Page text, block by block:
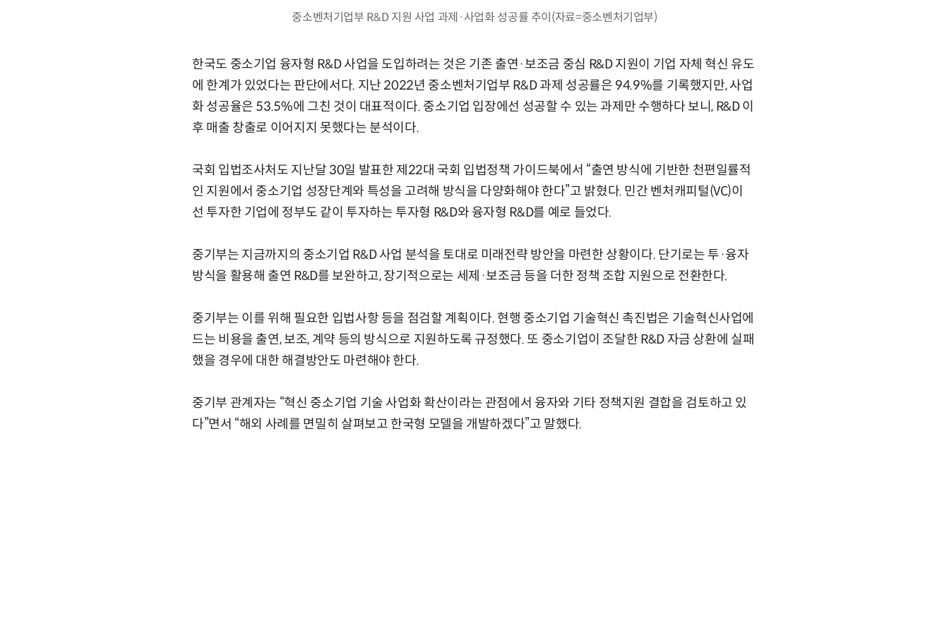
중소벤처기업부 R&D 지원 사업 과제·사업화 성공률 추이(자료=중소벤처기업부)
한국도 중소기업 융자형 R&D 사업을 도입하려는 것은 기존 출연·보조금 중심 R&D 지원이 기업 자체 혁신 유도
에 한계가 있었다는 판단에서다. 지난 2022년 중소벤처기업부 R&D 과제 성공률은 94.9%를 기록했지만, 사업
화 성공율은 53.5%에 그친 것이 대표적이다. 중소기업 입장에선 성공할 수 있는 과제만 수행하다 보니, R&D 이
후 매출 창출로 이어지지 못했다는 분석이다.
국회 입법조사처도 지난달 30일 발표한 제22대 국회 입법정책 가이드북에서 “출연 방식에 기반한 천편일률적
인 지원에서 중소기업 성장단계와 특성을 고려해 방식을 다양화해야 한다”고 밝혔다. 민간 벤처캐피털(VC)이
선 투자한 기업에 정부도 같이 투자하는 투자형 R&D와 융자형 R&D를 예로 들었다.
중기부는 지금까지의 중소기업 R&D 사업 분석을 토대로 미래전략 방안을 마련한 상황이다. 단기로는 투·융자
방식을 활용해 출연 R&D를 보완하고, 장기적으로는 세제·보조금 등을 더한 정책 조합 지원으로 전환한다.
중기부는 이를 위해 필요한 입법사항 등을 점검할 계획이다. 현행 중소기업 기술혁신 촉진법은 기술혁신사업에
드는 비용을 출연, 보조, 계약 등의 방식으로 지원하도록 규정했다. 또 중소기업이 조달한 R&D 자금 상환에 실패
했을 경우에 대한 해결방안도 마련해야 한다.
중기부 관계자는 “혁신 중소기업 기술 사업화 확산이라는 관점에서 융자와 기타 정책지원 결합을 검토하고 있
다”면서 “해외 사례를 면밀히 살펴보고 한국형 모델을 개발하겠다”고 말했다.